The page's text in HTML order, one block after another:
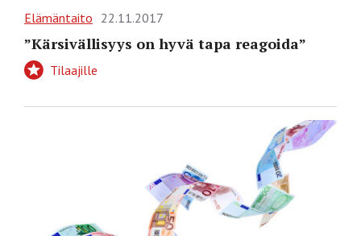
Elämäntaito 22.11.2017
”Kärsivällisyys on hyvä tapa reagoida”
Tilaajille